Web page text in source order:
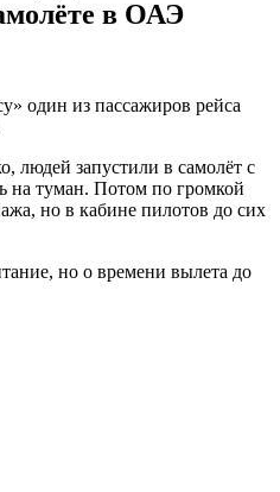
в ОАЭ
один из пассажиров рейса
людей запустили в самолёт с
на туман. Потом по громкой
но в кабине пилотов до сих
но о времени вылета до